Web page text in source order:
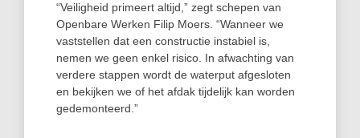
“Veiligheid primeert altijd,” zegt schepen van
Openbare Werken Filip Moers. “Wanneer we
vaststellen dat een constructie instabiel is,
nemen we geen enkel risico. In afwachting van
verdere stappen wordt de waterput afgesloten
en bekijken we of het afdak tijdelijk kan worden
gedemonteerd.”